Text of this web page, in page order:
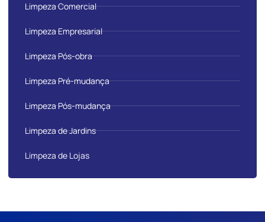
Limpeza Comercial
Limpeza Empresarial
Limpeza Pós-obra
Limpeza Pré-mudança
Limpeza Pós-mudança
Limpeza de Jardins
Limpeza de Lojas